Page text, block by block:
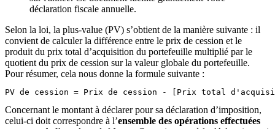
déclaration fiscale annuelle.
Selon la loi, la plus-value (PV) s’obtient de la manière suivante : il
convient de calculer la différence entre le prix de cession et le
produit du prix total d’acquisition du portefeuille multiplié par le
quotient du prix de cession sur la valeur globale du portefeuille.
Pour résumer, cela nous donne la formule suivante :
PV de cession = Prix de cession - [Prix total
Concernant le montant à déclarer pour sa déclaration d’imposition,
celui-ci doit correspondre à l’ensemble des opérations effectuées